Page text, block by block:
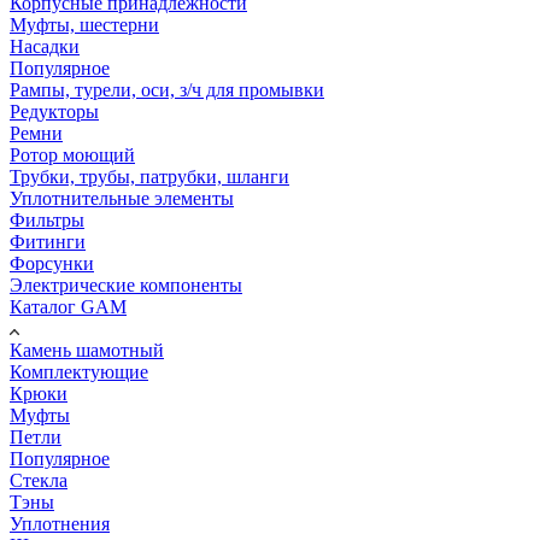
Муфты, шестерни
Насадки
Популярное
Рампы, турели, оси, з/ч для промывки
Редукторы
Ремни
Ротор моющий
Трубки, трубы, патрубки, шланги
Уплотнительные элементы
Фильтры
Фитинги
Форсунки
Электрические компоненты
Каталог GAM
Камень шамотный
Комплектующие
Крюки
Муфты
Петли
Популярное
Стекла
Тэны
Уплотнения